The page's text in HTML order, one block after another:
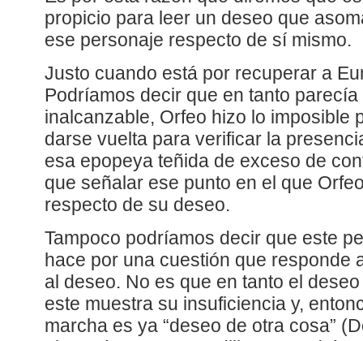
propicio para leer un deseo que
ese personaje respecto de sí mismo.
Justo cuando está por recuperar a
Podríamos decir que en tanto
inalcanzable, Orfeo hizo lo imposible
darse vuelta para verificar la
esa epopeya teñida de exceso de
que señalar ese punto en el que
respecto de su deseo.
Tampoco podríamos decir que este
hace por una cuestión que responde
al deseo. No es que en tanto el
este muestra su insuficiencia y,
marcha es ya “deseo de otra cosa”